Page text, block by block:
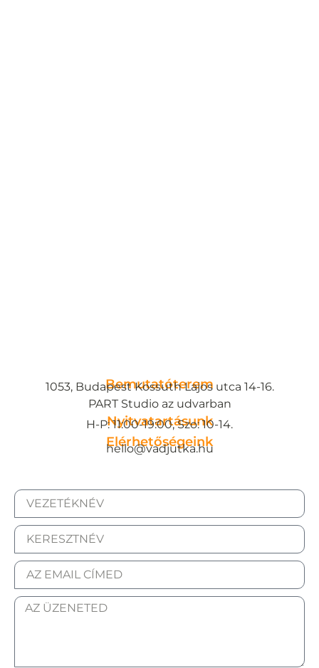
Bemutatóterem
1053, Budapest Kossuth Lajos utca 14-16.
PART Studio az udvarban
Nyitvatartásunk
H-P: 11:00-19:00, Szo: 10-14.
Elérhetőségeink
hello@vadjutka.hu